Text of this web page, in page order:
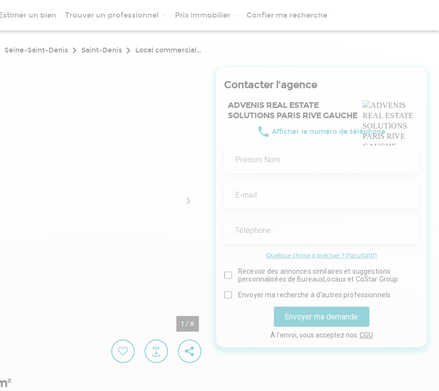
un bien Trouver un professionnel Prix immobilier Confier ma recherche
Seine-Saint-Denis Saint-Denis Local commercial a louer
1 / 8
Contacter l'agence
ADVENIS REAL ESTATE
SOLUTIONS PARIS RIVE GAUCHE
Afficher le numéro de téléphone
Prénom Nom
E-mail
Téléphone
Quelque chose à préciser ? (facultatif)
Recevoir des annonces similaires et suggestions
personnalisées de BureauxLocaux et CoStar Group
Envoyer ma recherche à d'autres professionnels
Envoyer ma demande
À l'envoi, vous acceptez nos CGU